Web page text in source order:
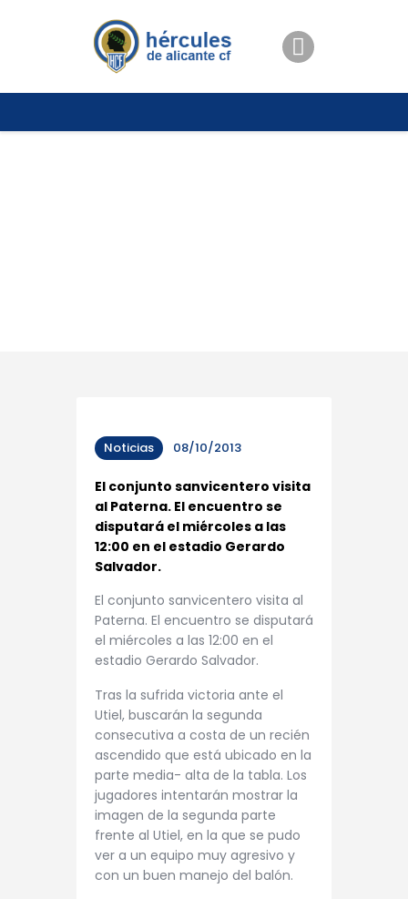
ENTRADAS
TIENDA
Noticias 08/10/2013
El conjunto sanvicentero visita
al Paterna. El encuentro se
disputará el miércoles a las
12:00 en el estadio Gerardo
Salvador.
El conjunto sanvicentero visita al
Paterna. El encuentro se disputará
el miércoles a las 12:00 en el
estadio Gerardo Salvador.
Tras la sufrida victoria ante el
Utiel, buscarán la segunda
consecutiva a costa de un recién
ascendido que está ubicado en la
parte media- alta de la tabla. Los
jugadores intentarán mostrar la
imagen de la segunda parte
frente al Utiel, en la que se pudo
ver a un equipo muy agresivo y
con un buen manejo del balón.